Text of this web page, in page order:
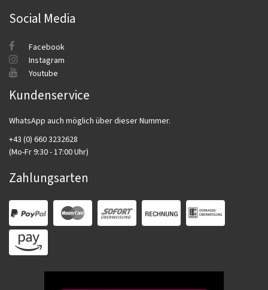
Social Media
Facebook
Instagram
Youtube
Kundenservice
WhatsApp auch möglich über dieser Nummer.
+43 (0) 660 3232628
(Mo-Fr 9:30 - 17:00 Uhr)
Zahlungsarten